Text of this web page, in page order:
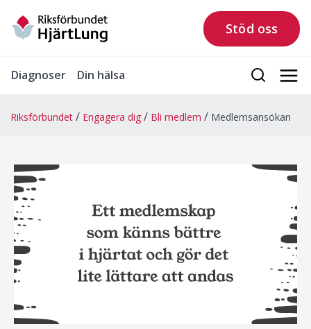
Stöd oss
Diagnoser Din hälsa
Riksförbundet Engagera dig Bli medlem Medlemsansökan